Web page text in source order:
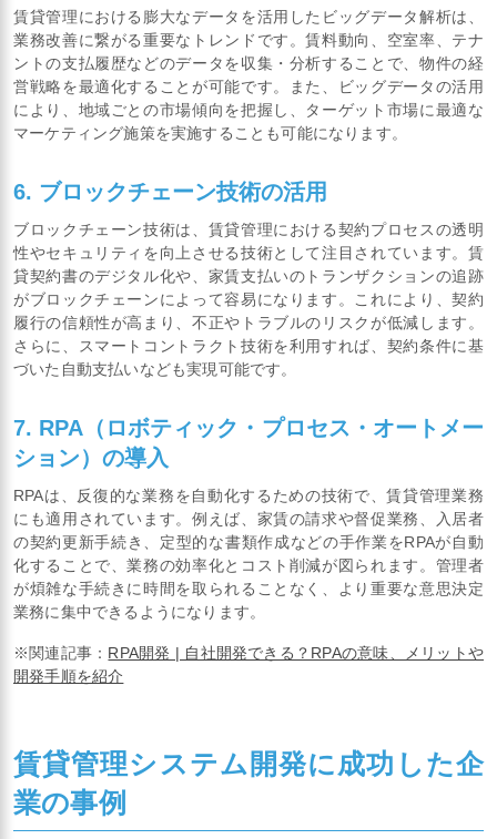
賃貸管理における膨大なデータを活用したビッグデータ解析は、
業務改善に繋がる重要なトレンドです。賃料動向、空室率、テナ
ントの支払履歴などのデータを収集・分析することで、物件の経
営戦略を最適化することが可能です。また、ビッグデータの活用
により、地域ごとの市場傾向を把握し、ターゲット市場に最適な
マーケティング施策を実施することも可能になります。
6. ブロックチェーン技術の活用
ブロックチェーン技術は、賃貸管理における契約プロセスの透明
性やセキュリティを向上させる技術として注目されています。賃
貸契約書のデジタル化や、家賃支払いのトランザクションの追跡
がブロックチェーンによって容易になります。これにより、契約
履行の信頼性が高まり、不正やトラブルのリスクが低減します。
さらに、スマートコントラクト技術を利用すれば、契約条件に基
づいた自動支払いなども実現可能です。
7. RPA（ロボティック・プロセス・オートメー
ション）の導入
RPAは、反復的な業務を自動化するための技術で、賃貸管理業務
にも適用されています。例えば、家賃の請求や督促業務、入居者
の契約更新手続き、定型的な書類作成などの手作業をRPAが自動
化することで、業務の効率化とコスト削減が図られます。管理者
が煩雑な手続きに時間を取られることなく、より重要な意思決定
業務に集中できるようになります。
※関連記事： RPA開発 | 自社開発できる？RPAの意味、メリットや
開発手順を紹介
賃貸管理システム開発に成功した企
業の事例